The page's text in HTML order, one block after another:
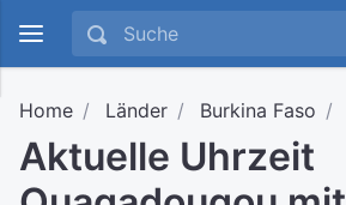
Home Länder Burkina Faso
Aktuelle Uhrzeit